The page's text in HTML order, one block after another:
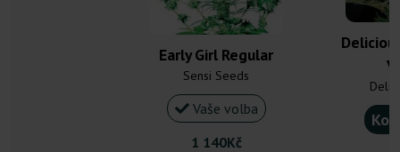
Early Girl Regular
Sensi Seeds
Vaše volba
1 140Kč